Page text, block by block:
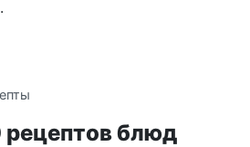
блюд